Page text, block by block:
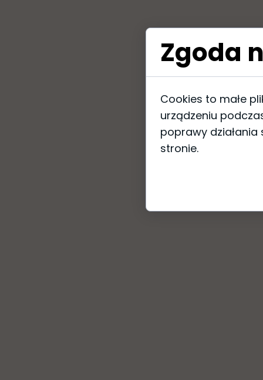
Zgoda
Cookies to małe
urządzeniu
poprawy
stronie.